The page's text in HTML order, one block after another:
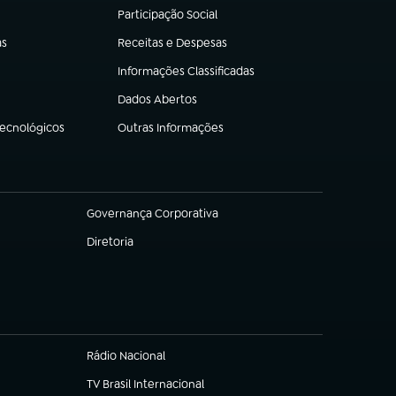
Participação Social
(abre em nova aba)
Receitas e Despesas
(abre em nova aba)
Informações Classificadas
(abre em nova aba)
Dados Abertos
(abre em nova aba)
Outras Informações
(abre em nova aba)
Governança Corporativa
(abre em nova aba)
Diretoria
(abre em nova aba)
Rádio Nacional
TV Brasil Internacional
(abre em nova aba)